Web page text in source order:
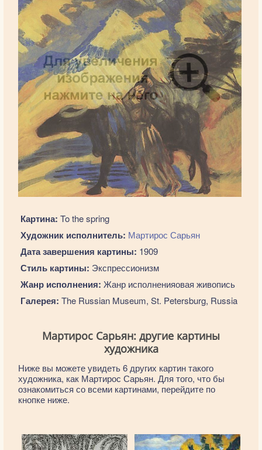
Картина: To the spring
Художник исполнитель: Мартирос Сарьян
Дата завершения картины: 1909
Стиль картины: Экспрессионизм
Жанр исполнения: Жанр исполненияовая живопись
Галерея: The Russian Museum, St. Petersburg, Russia
Мартирос Сарьян: другие картины
художника
Ниже вы можете увидеть 6 других картин такого
художника, как Мартирос Сарьян. Для того, что бы
ознакомиться со всеми картинами, перейдите по
кнопке ниже.